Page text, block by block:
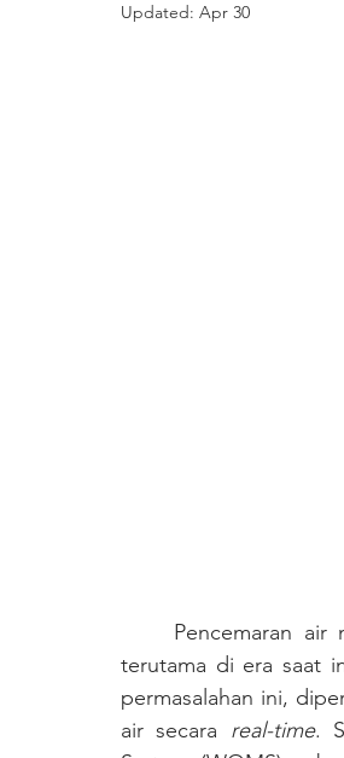
Updated: Apr 30
terutama di era saat
permasalahan ini,
air secara real-time.